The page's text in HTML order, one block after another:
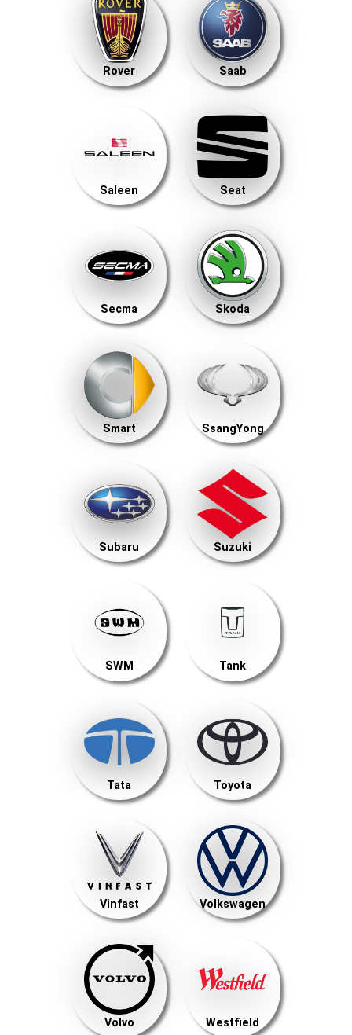
Rover Saab
Saleen Seat
Secma Skoda
Smart SsangYong
Subaru Suzuki
SWM Tank
Tata Toyota
Vinfast Volkswagen
Volvo Westfield